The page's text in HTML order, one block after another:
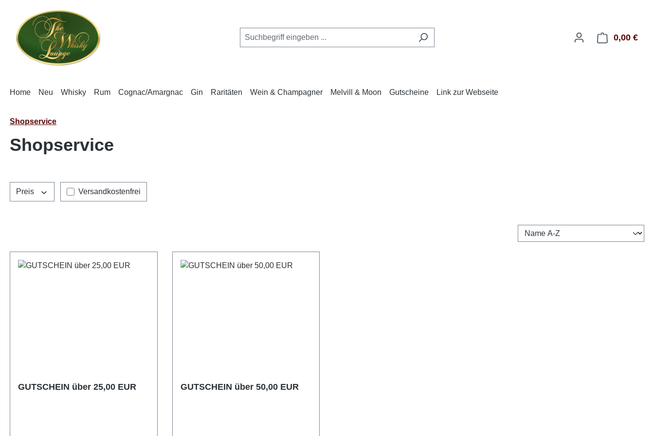
Hauptinhalt springen
Zur Suche springen
Zur Hauptnavigation springen
0,00 €
Home Neu Whisky Rum Cognac/Amargnac Gin Raritäten Wein & Champagner Melvill & Moon Gutscheine Link zur Webseite
Shopservice
Shopservice
Preis Filter hinzufügen: Versandkostenfrei
Versandkostenfrei
GUTSCHEIN über 25,00 EUR GUTSCHEIN über 50,00 EUR